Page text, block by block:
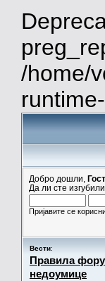
/home/
Добро дошли, Гост
Да ли сте
Пријавите се
Вести:
Правила
недоумице